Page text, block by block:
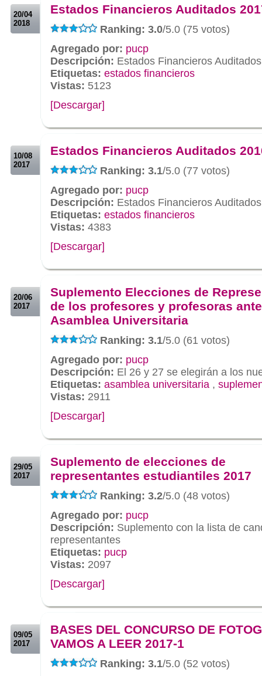
20/04
2018
Estados Financieros Auditados
Ranking: 3.0/5.0 (75 votos)
Agregado por: pucp
Descripción: Estados Financieros
Etiquetas: estados financieros
Vistas: 5123
[Descargar]
10/08
2017
Estados Financieros Auditados
Ranking: 3.1/5.0 (77 votos)
Agregado por: pucp
Descripción: Estados Financieros
Etiquetas: estados financieros
Vistas: 4383
[Descargar]
20/06
2017
Suplemento Elecciones de
de los profesores y profesoras
Asamblea Universitaria
Ranking: 3.1/5.0 (61 votos)
Agregado por: pucp
Descripción: El 26 y 27 se elegirán a los
Etiquetas: asamblea universitaria ,
Vistas: 2911
[Descargar]
29/05
2017
Suplemento de elecciones de
representantes estudiantiles 2017
Ranking: 3.2/5.0 (48 votos)
Agregado por: pucp
Descripción: Suplemento con la lista de
representantes
Etiquetas: pucp
Vistas: 2097
[Descargar]
09/05
2017
BASES DEL CONCURSO DE
VAMOS A LEER 2017-1
Ranking: 3.1/5.0 (52 votos)